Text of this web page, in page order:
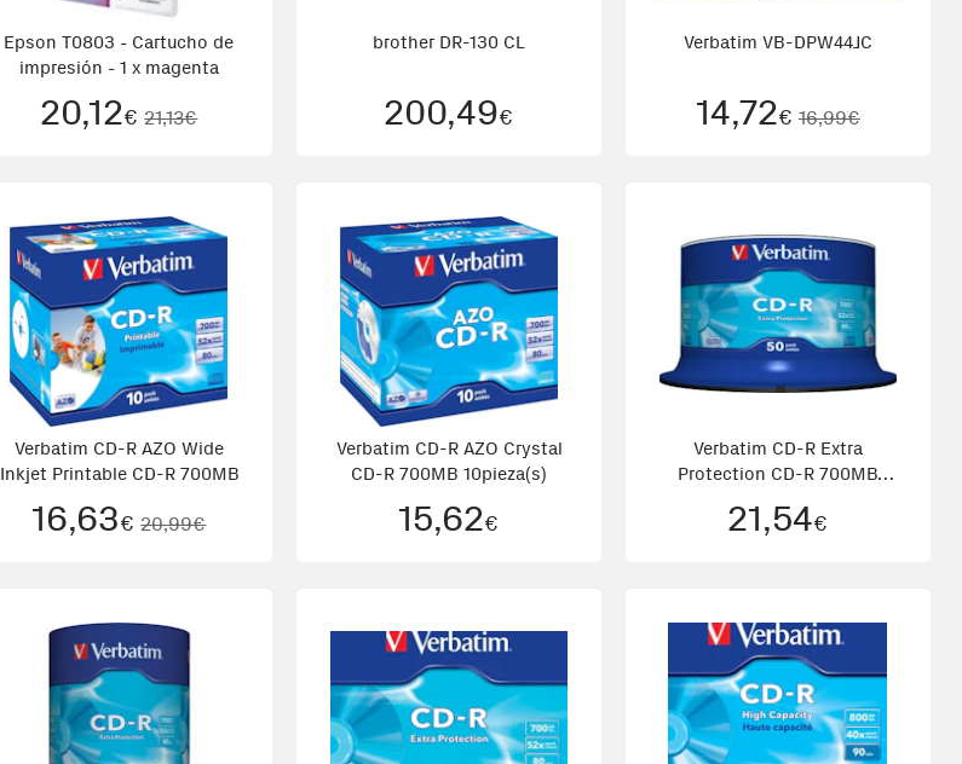
Epson T0803 - Cartucho de
impresión - 1 x magenta
20,12€ 21,13€
brother DR-130 CL
200,49€
Verbatim VB-DPW44JC
14,72€ 16,99€
Verbatim CD-R AZO Wide
Inkjet Printable CD-R 700MB
16,63€ 20,99€
Verbatim CD-R AZO Crystal
CD-R 700MB 10pieza(s)
15,62€
Verbatim CD-R Extra
Protection CD-R 700MB
21,54€